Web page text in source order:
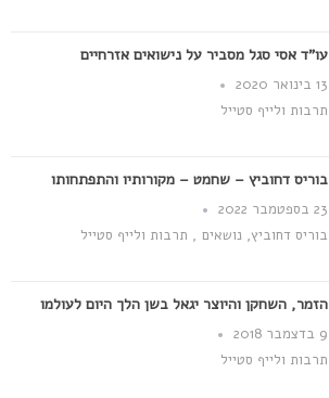
עו"ד אסי סגל מסביר על נישואים אזרחיים
13 בינואר 2020
תרבות ולייף סטייל
בוריס דחוביץ – שחמט – מקורותיו והתפתחותו
23 בספטמבר 2022
בוריס דחוביץ,נושאים , תרבות ולייף סטייל
הזמר, השחקן והיוצר יגאל בשן הלך היום לעולמו
9 בדצמבר 2018
תרבות ולייף סטייל